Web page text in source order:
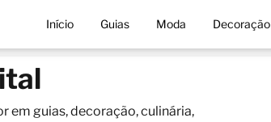
Início Guias Moda Decoração
em guias, decoração, culinária,